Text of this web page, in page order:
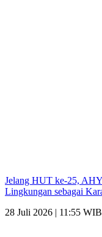
Jelang HUT ke-25,
Lingkungan sebagai
28 Juli 2026 | 11:55 WIB